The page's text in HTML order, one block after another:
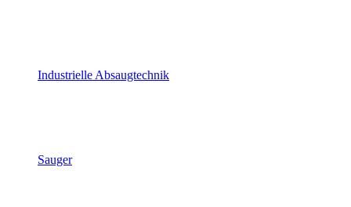
Industrielle Absaugtechnik
Sauger